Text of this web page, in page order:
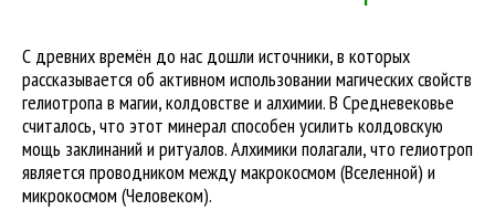
С древних времён до нас дошли источники, в которых
рассказывается об активном использовании магических свойств
гелиотропа в магии, колдовстве и алхимии. В Средневековье
считалось, что этот минерал способен усилить колдовскую
мощь заклинаний и ритуалов. Алхимики полагали, что гелиотроп
является проводником между макрокосмом (Вселенной) и
микрокосмом (Человеком).